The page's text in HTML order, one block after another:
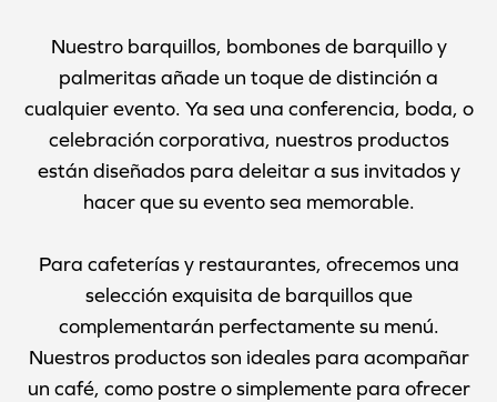
Nuestro barquillos, bombones de barquillo y
palmeritas añade un toque de distinción a
cualquier evento. Ya sea una conferencia, boda, o
celebración corporativa, nuestros productos
están diseñados para deleitar a sus invitados y
hacer que su evento sea memorable.
Para cafeterías y restaurantes, ofrecemos una
selección exquisita de barquillos que
complementarán perfectamente su menú.
Nuestros productos son ideales para acompañar
un café, como postre o simplemente para ofrecer